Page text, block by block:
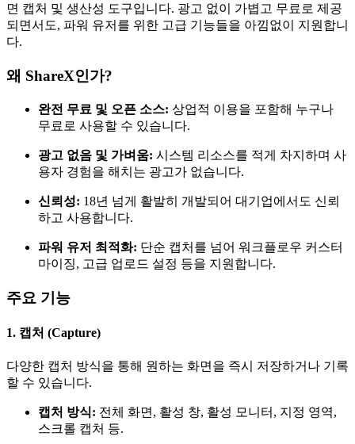
면 캡처 및 생산성 도구입니다. 광고 없이 가볍고 무료로 제공
되면서도, 파워 유저를 위한 고급 기능들을 아낌없이 지원합니
다.
왜 ShareX인가?
완전 무료 및 오픈 소스: 상업적 이용을 포함해 누구나
무료로 사용할 수 있습니다.
광고 없음 및 가벼움: 시스템 리소스를 적게 차지하며 사
용자 경험을 해치는 광고가 없습니다.
신뢰성: 18년 넘게 활발히 개발되어 대기업에서도 신뢰
하고 사용합니다.
파워 유저 최적화: 단순 캡처를 넘어 워크플로우 커스터
마이징, 고급 업로드 설정 등을 지원합니다.
주요 기능
1. 캡처 (Capture)
다양한 캡처 방식을 통해 원하는 화면을 즉시 저장하거나 기록
할 수 있습니다.
캡처 방식: 전체 화면, 활성 창, 활성 모니터, 지정 영역,
스크롤 캡처 등.